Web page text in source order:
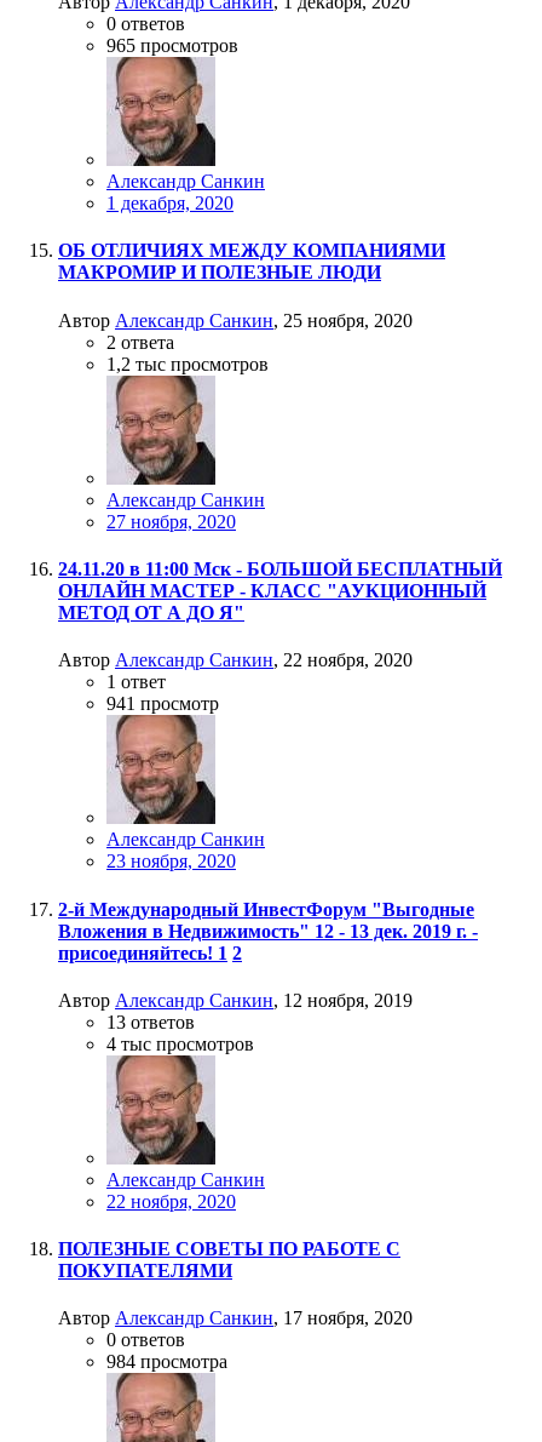
0 ответов
965 просмотров
Александр Санкин
1 декабря, 2020
ОБ ОТЛИЧИЯХ МЕЖДУ КОМПАНИЯМИ
МАКРОМИР И ПОЛЕЗНЫЕ ЛЮДИ
Автор Александр Санкин, 25 ноября, 2020
2 ответа
1,2 тыс просмотров
Александр Санкин
27 ноября, 2020
24.11.20 в 11:00 Мск - БОЛЬШОЙ БЕСПЛАТНЫЙ
ОНЛАЙН МАСТЕР - КЛАСС "АУКЦИОННЫЙ
МЕТОД ОТ А ДО Я"
Автор Александр Санкин, 22 ноября, 2020
1 ответ
941 просмотр
Александр Санкин
23 ноября, 2020
2-й Международный ИнвестФорум "Выгодные
Вложения в Недвижимость" 12 - 13 дек. 2019 г. -
присоединяйтесь! 1 2
Автор Александр Санкин, 12 ноября, 2019
13 ответов
4 тыс просмотров
Александр Санкин
22 ноября, 2020
ПОЛЕЗНЫЕ СОВЕТЫ ПО РАБОТЕ С
ПОКУПАТЕЛЯМИ
Автор Александр Санкин, 17 ноября, 2020
0 ответов
984 просмотра